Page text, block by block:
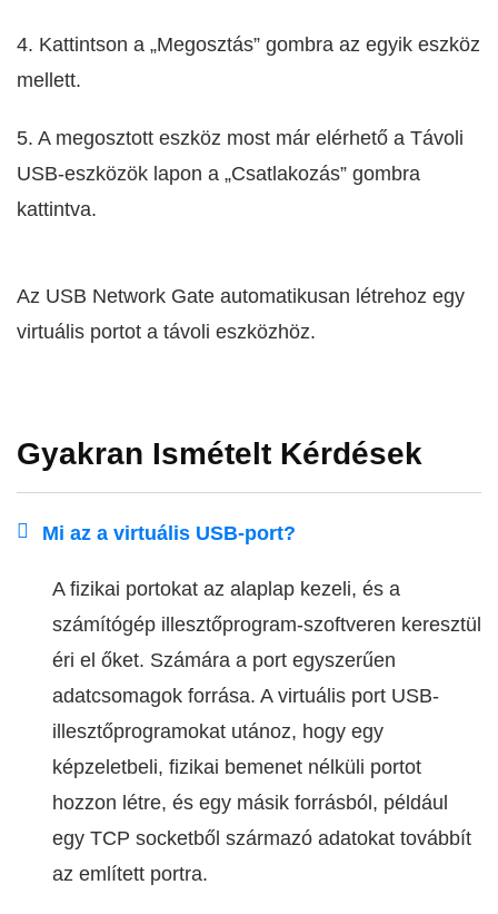
4. Kattintson a „Megosztás” gombra az egyik eszköz
mellett.
5. A megosztott eszköz most már elérhető a Távoli
USB-eszközök lapon a „Csatlakozás” gombra
kattintva.
Az USB Network Gate automatikusan létrehoz egy
virtuális portot a távoli eszközhöz.
Gyakran Ismételt Kérdések
Mi az a virtuális USB-port?
A fizikai portokat az alaplap kezeli, és a
számítógép illesztőprogram-szoftveren keresztül
éri el őket. Számára a port egyszerűen
adatcsomagok forrása. A virtuális port USB-
illesztőprogramokat utánoz, hogy egy
képzeletbeli, fizikai bemenet nélküli portot
hozzon létre, és egy másik forrásból, például
egy TCP socketből származó adatokat továbbít
az említett portra.